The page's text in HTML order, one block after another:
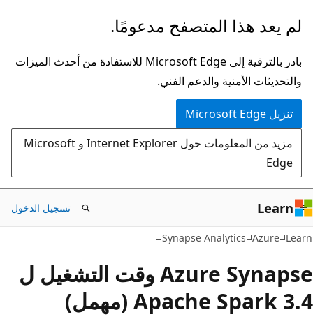
تخطي
إلى
المحتوى
الرئيسي
لم يعد هذا المتصفح مدعومًا.
بادر بالترقية إلى Microsoft Edge للاستفادة من أحدث الميزات
والتحديثات الأمنية والدعم الفني.
تنزيل Microsoft Edge
مزيد من المعلومات حول Internet Explorer و Microsoft
Edge
Learn تسجيل الدخول
Learn
Azure
Synapse Analytics
Azure Synapse وقت التشغيل ل
Apache Spark 3.4 (مهمل)